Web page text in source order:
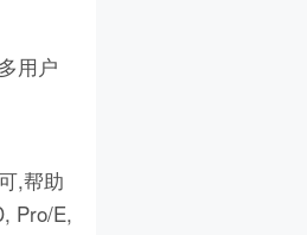
用户
,帮助
Pro/E,